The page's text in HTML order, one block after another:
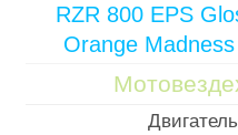
RZR 800 EPS
Orange
Двигатель